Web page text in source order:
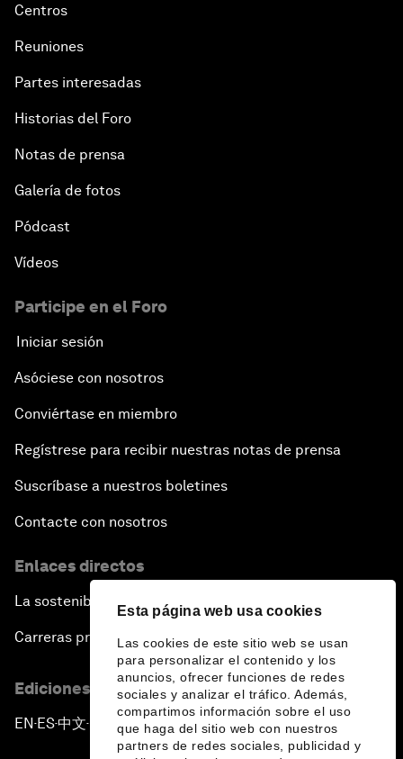
Esta página web usa cookies
Las cookies de este sitio web se usan
para personalizar el contenido y los
anuncios, ofrecer funciones de redes
sociales y analizar el tráfico. Además,
compartimos información sobre el uso
que haga del sitio web con nuestros
partners de redes sociales, publicidad y
Centros
Reuniones
Partes interesadas
Historias del Foro
Notas de prensa
Galería de fotos
Pódcast
Vídeos
Participe en el Foro
Iniciar sesión
Asóciese con nosotros
Conviértase en miembro
Regístrese para recibir nuestras notas de prensa
Suscríbase a nuestros boletines
Contacte con nosotros
Enlaces directos
La sostenibilidad en el Foro
Carreras profesionales
Ediciones en otros idiomas
EN ▪ES▪中文▪ 日本語